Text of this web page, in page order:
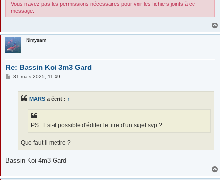
Vous n’avez pas les permissions nécessaires pour voir les fichiers joints à ce
message.
Nimysam
Re: Bassin Koi 3m3 Gard
M31 mars 2025, 11:49
MARS a écrit : ↑
PS : Est-il possible d'éditer le titre d'un sujet svp ?
Que faut il mettre ?
Bassin Koi 4m3 Gard